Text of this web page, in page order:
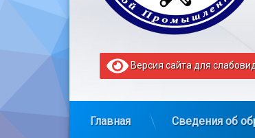
Версия сайта для
Главная Сведения об